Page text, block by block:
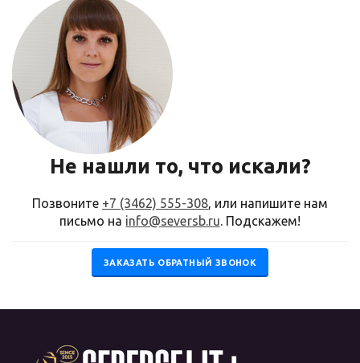
Не нашли то, что искали?
Позвоните +7 (3462) 555-308, или напишите нам
письмо на info@seversb.ru. Подскажем!
ЗАКАЗАТЬ ОБРАТНЫЙ ЗВОНОК